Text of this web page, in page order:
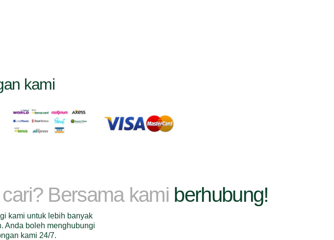
kami
Bersama kami berhubung!
kami untuk lebih banyak
Anda boleh menghubungi
kami 24/7.